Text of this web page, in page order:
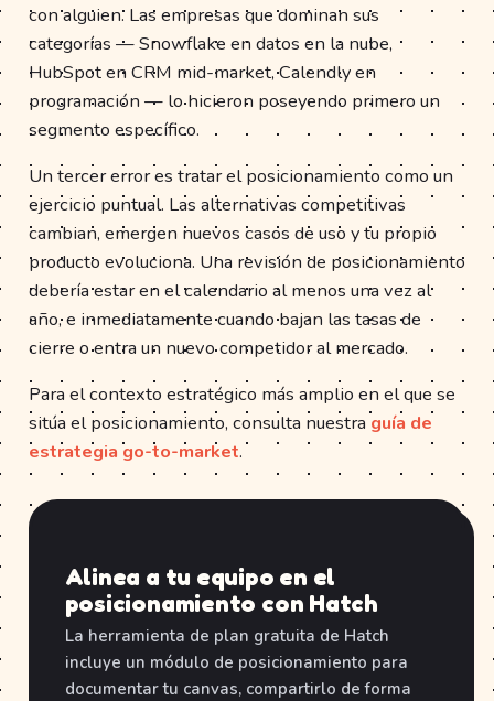
con alguien. Las empresas que dominan sus
categorías — Snowflake en datos en la nube,
HubSpot en CRM mid-market, Calendly en
programación — lo hicieron poseyendo primero un
segmento específico.
Un tercer error es tratar el posicionamiento como un
ejercicio puntual. Las alternativas competitivas
cambian, emergen nuevos casos de uso y tu propio
producto evoluciona. Una revisión de posicionamiento
debería estar en el calendario al menos una vez al
año, e inmediatamente cuando bajan las tasas de
cierre o entra un nuevo competidor al mercado.
Para el contexto estratégico más amplio en el que se
sitúa el posicionamiento, consulta nuestraguía de
estrategia go-to-market.
Alinea a tu equipo en el
posicionamiento con Hatch
La herramienta de plan gratuita de Hatch
incluye un módulo de posicionamiento para
documentar tu canvas, compartirlo de forma